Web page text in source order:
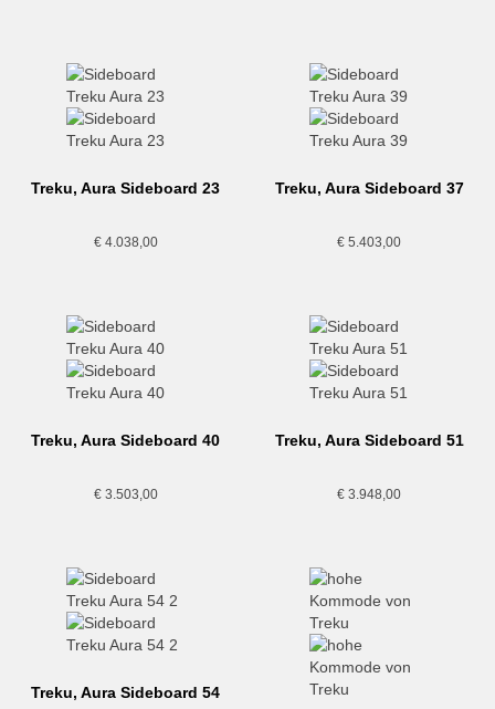
Treku, Aura Sideboard 23
€4.038,00
Treku, Aura Sideboard 37
€ 5.403,00
Treku, Aura Sideboard 40
€3.503,00
Treku, Aura Sideboard 51
€ 3.948,00
Treku, Aura Sideboard 54